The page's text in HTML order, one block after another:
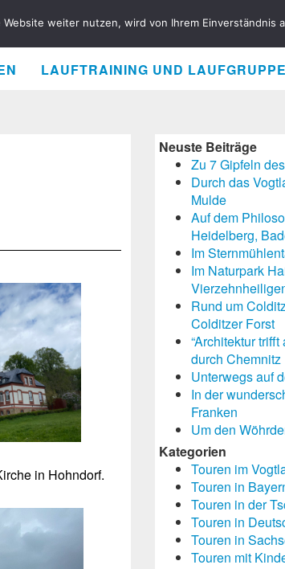
LAUFTRAINING UND
in Hohndorf.
Neuste Beiträge
Zu 7 Gipfeln
Durch das
Mulde
Auf dem
Heidelberg,
Im
Im Naturpark
Rund um
Colditzer Forst
“Architektur
durch Chemnitz
Unterwegs auf
In der
Franken
Um den
Kategorien
Touren im
Touren in
Touren in der
Touren in
Touren in
Touren mit
weiter nutzen, wird von Ihrem Einverständnis